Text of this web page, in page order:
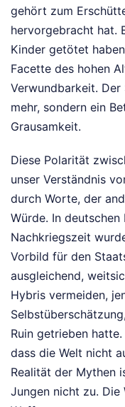
gehört zum
hervorgebracht hat.
Kinder getötet
Facette des hohen
Verwundbarkeit.
mehr, sondern ein
Grausamkeit.
Diese Polarität
unser Verständnis
durch Worte, der
Würde. In deutschen
Nachkriegszeit
Vorbild für den
ausgleichend,
Hybris vermeiden,
Ruin getrieben
dass die Welt nicht
Realität der Mythen
Jungen nicht zu.